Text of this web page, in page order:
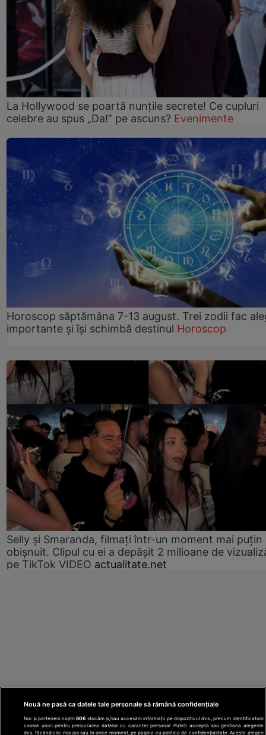
La Hollywood se poartă nunțile secrete! Ce cupluri
celebre au spus „Da!” pe ascuns? Evenimente
Horoscop săptămâna 7-13 august. Trei zodii fac
importante și își schimbă destinul Horoscop
Selly și Smaranda, filmați într-un moment mai puțin
obișnuit. Clipul cu ei a depășit 2 milioane de
pe TikTok VIDEO actualitate.net
Nouă ne pasă ca datele tale personale să rămână confidențiale
Noi și partenerii noștri606 stocăm și/sau accesăm informații pe dispozitivul dvs., precum identificatorii
cookie unici pentru prelucrarea datelor cu caracter personal. Puteți accepta sau gestiona alegerile
dvs. făcând clic mai jos sau în orice moment, pe pagina cu politica de confidențialitate. Aceste alegeri